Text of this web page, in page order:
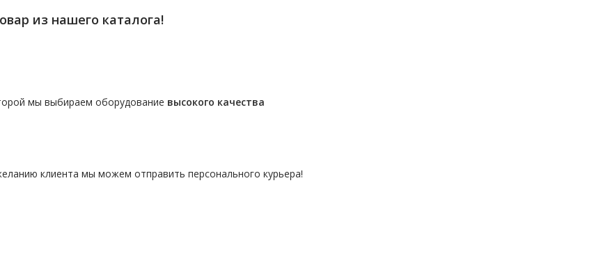
из нашего каталога!
мы выбираем оборудование высокого качества
клиента мы можем отправить персонального курьера!